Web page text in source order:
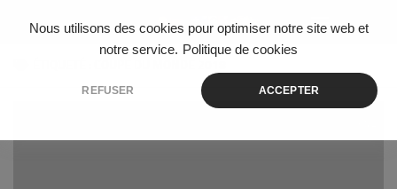
Nous utilisons des cookies pour optimiser notre site web et
notre service. Politique de cookies
REFUSER ACCEPTER
Skip to content